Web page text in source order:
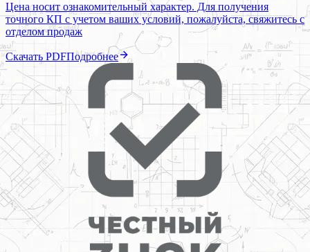
Цена носит ознакомительный характер. Для получения
точного КП с учетом ваших условий, пожалуйста, свяжитесь с
отделом продаж
Скачать PDFПодробнее